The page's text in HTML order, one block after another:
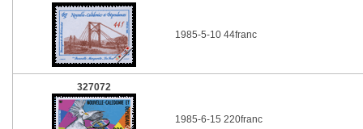
1985-5-10 44franc
327072
1985-6-15 220franc